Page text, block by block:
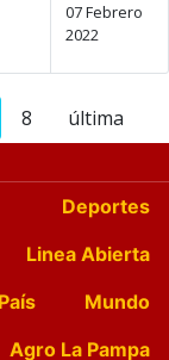
07 Febrero
2022
8 última
Deportes
Linea Abierta
País
Mundo
Agro La Pampa